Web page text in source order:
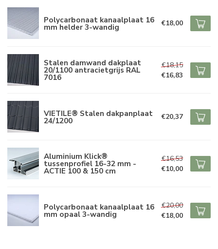
Polycarbonaat kanaalplaat 16
mm helder 3-wandig €18,00
Stalen damwand dakplaat
20/1100 antracietgrijs RAL
7016
€18,15
€16,83
VIETILE® Stalen dakpanplaat
24/1200 €20,37
Aluminium Klick®
tussenprofiel 16-32 mm -
ACTIE 100 & 150 cm
€16,53
€10,00
Polycarbonaat kanaalplaat 16
mm opaal 3-wandig
€20,00
€18,00